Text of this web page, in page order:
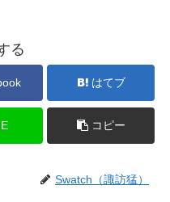
る
はてブ
コピー
Swatch（諏訪猛）